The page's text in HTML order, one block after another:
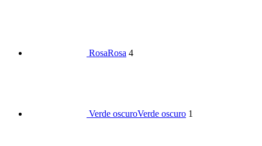
RosaRosa 4
Verde oscuroVerde oscuro 1